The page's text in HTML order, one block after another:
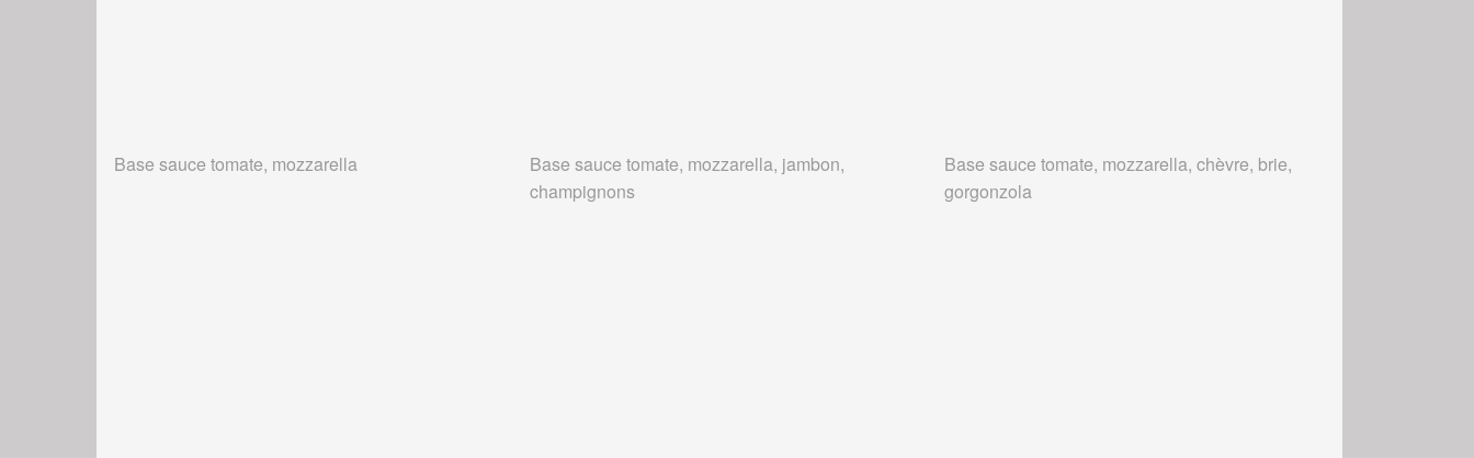
Base sauce tomate, mozzarella
Base sauce tomate, mozzarella, jambon,
champignons
Base sauce tomate, mozzarella, chèvre, brie,
gorgonzola